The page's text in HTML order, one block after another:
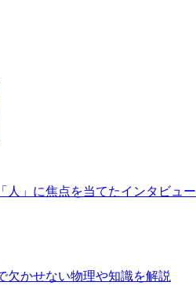
人」に焦点を当てたインタビュー
欠かせない物理や知識を解説